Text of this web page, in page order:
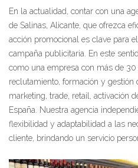
En la actualidad, contar con una
de Salinas, Alicante, que ofrezca
acción promocional es clave para
campaña publicitaria. En este
como una empresa con más de 30
reclutamiento, formación y gestión
marketing, trade, retail, activación
España. Nuestra agencia
flexibilidad y adaptabilidad a las
cliente, brindando un servicio